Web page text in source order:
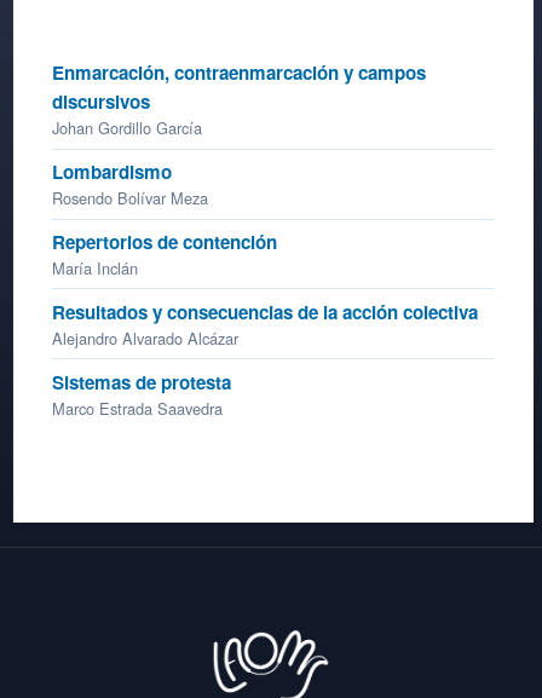
Enmarcación, contraenmarcación y campos
discursivos
Johan Gordillo García
Lombardismo
Rosendo Bolívar Meza
Repertorios de contención
María Inclán
Resultados y consecuencias de la acción colectiva
Alejandro Alvarado Alcázar
Sistemas de protesta
Marco Estrada Saavedra